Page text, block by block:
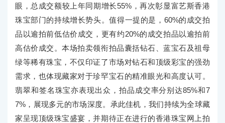
眼，总成交额较上年同期增长55%，再次彰显富艺斯香港
珠宝部门的持续增长势头。值得一提的是，60%的成交拍
品以逾拍前低估价成交，更有约20%的成交拍品以逾拍前
高估价成交。本场拍卖领衔拍品囊括钻石、蓝宝石及祖母
绿等稀有珠宝，不仅印证了市场对钻石和顶级彩宝的强劲
需求，也体现藏家对于珍罕宝石的精准眼光和高度认可。
翡翠和签名珠宝亦表现出众，拍品成交率分别达85%和7
7%，展现多元的市场深度。承此佳机，我们持续为全球藏
家呈现顶级珠宝盛宴，并期待正在进行的香港珠宝网上拍